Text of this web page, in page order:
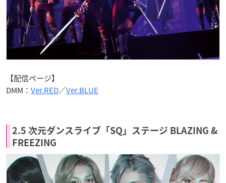
【配信ページ】
DMM： Ver.RED／Ver.BLUE
2.5 次元ダンスライブ「SQ」ステージ BLAZING &
FREEZING